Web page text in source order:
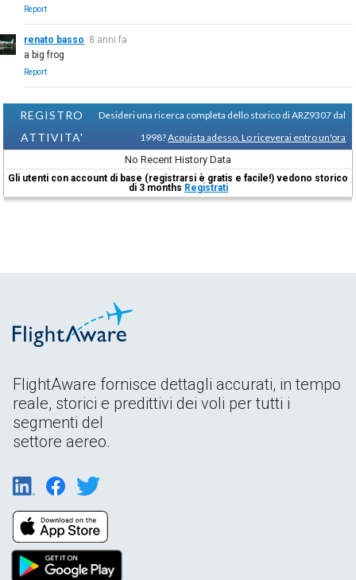
Report
renato basso 8 anni fa
a big frog
Report
REGISTRO
ATTIVITA'
Desideri una ricerca completa dello storico di ARZ9307 dal
1998?Acquista adesso. Lo riceverai entro un'ora
No Recent History Data
Gli utenti con account di base (registrarsi è gratis e facile!) vedono storico
di 3 months Registrati
FlightAware fornisce dettagli accurati, in tempo
reale, storici e predittivi dei voli per tutti i
segmenti del
settore aereo.